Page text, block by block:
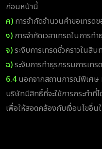
ก่อนหน้านี้
ค) การจำกัดจำนวนคำขอเทรด
ง) การจำกัดเวลาเทรดในการท
จ)ระงับการเทรดชั่วคราวในสิ
ฉ)ระงับการทำธุรกรรมการเท
6.4นอกจากสถานการณ์พิเศษ
บริษัทมีสิทธิ์ที่จะใช้การกระทำที่
เพื่อให้สอดคล้องกับเงื่อนไขอื่